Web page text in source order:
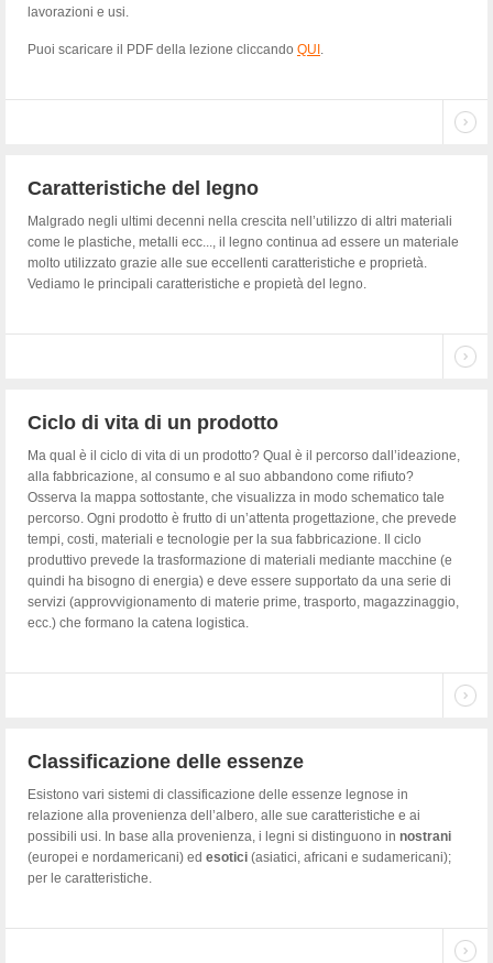
lavorazioni e usi.
Puoi scaricare il PDF della lezione cliccando QUI .
Caratteristiche del legno
Malgrado negli ultimi decenni nella crescita nell’utilizzo di altri materiali
come le plastiche, metalli ecc..., il legno continua ad essere un materiale
molto utilizzato grazie alle sue eccellenti caratteristiche e proprietà.
Vediamo le principali caratteristiche e propietà del legno.
Ciclo di vita di un prodotto
Ma qual è il ciclo di vita di un prodotto? Qual è il percorso dall’ideazione,
alla fabbricazione, al consumo e al suo abbandono come rifiuto?
Osserva la mappa sottostante, che visualizza in modo schematico tale
percorso. Ogni prodotto è frutto di un’attenta progettazione, che prevede
tempi, costi, materiali e tecnologie per la sua fabbricazione. Il ciclo
produttivo prevede la trasformazione di materiali mediante macchine (e
quindi ha bisogno di energia) e deve essere supportato da una serie di
servizi (approvvigionamento di materie prime, trasporto, magazzinaggio,
ecc.) che formano la catena logistica.
Classificazione delle essenze
Esistono vari sistemi di classificazione delle essenze legnose in
relazione alla provenienza dell’albero, alle sue caratteristiche e ai
possibili usi. In base alla provenienza, i legni si distinguono in nostrani
(europei e nordamericani) ed esotici (asiatici, africani e sudamericani);
per le caratteristiche.